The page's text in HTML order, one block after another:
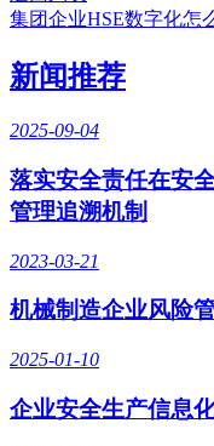
集团企业HSE数字化怎
新闻推荐
2025-09-04
落实安全责任在安
管理追溯机制
2023-03-21
机械制造企业风险
2025-01-10
企业安全生产信息